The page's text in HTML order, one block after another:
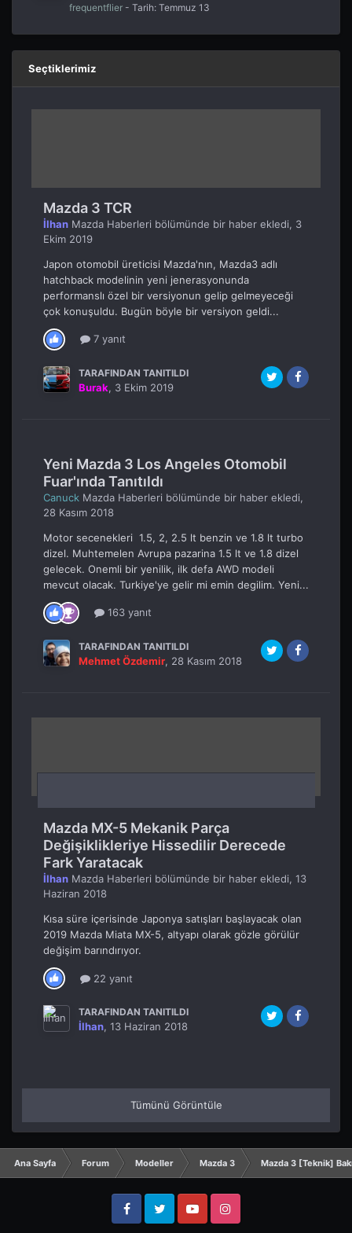
frequentflier - Tarih: Temmuz 13
Seçtiklerimiz
Mazda 3 TCR
İlhan Mazda Haberleri bölümünde bir haber ekledi, 3
Ekim 2019
Japon otomobil üreticisi Mazda'nın, Mazda3 adlı
hatchback modelinin yeni jenerasyonunda
performanslı özel bir versiyonun gelip gelmeyeceği
çok konuşuldu. Bugün böyle bir versiyon geldi...
7 yanıt
TARAFINDAN TANITILDI
Burak, 3 Ekim 2019
Yeni Mazda 3 Los Angeles Otomobil
Fuar'ında Tanıtıldı
Canuck Mazda Haberleri bölümünde bir haber ekledi,
28 Kasım 2018
Motor secenekleri 1.5, 2, 2.5 lt benzin ve 1.8 lt turbo
dizel. Muhtemelen Avrupa pazarina 1.5 lt ve 1.8 dizel
gelecek. Onemli bir yenilik, ilk defa AWD modeli
mevcut olacak. Turkiye'ye gelir mi emin degilim. Yeni...
163 yanıt
TARAFINDAN TANITILDI
Mehmet Özdemir, 28 Kasım 2018
Mazda MX-5 Mekanik Parça
Değişiklikleriye Hissedilir Derecede
Fark Yaratacak
İlhan Mazda Haberleri bölümünde bir haber ekledi, 13
Haziran 2018
Kısa süre içerisinde Japonya satışları başlayacak olan
2019 Mazda Miata MX-5, altyapı olarak gözle görülür
değişim barındırıyor.
22 yanıt
TARAFINDAN TANITILDI
İlhan, 13 Haziran 2018
Tümünü Görüntüle
Ana Sayfa Forum Modeller Mazda 3 Mazda 3 [Teknik]
FacebookTwitter YouTube Instagram